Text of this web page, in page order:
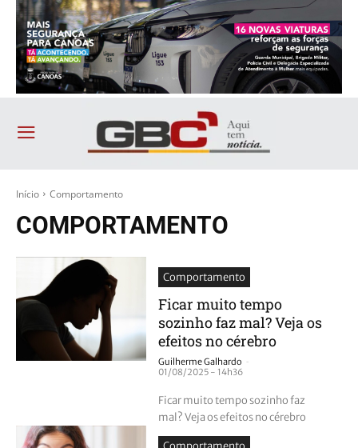
Início Comportamento
COMPORTAMENTO
Comportamento
Ficar muito tempo
sozinho faz mal? Veja os
efeitos no cérebro
Guilherme Galhardo -
01/08/2025 - 14h36
Ficar muito tempo sozinho faz
mal? Veja os efeitos no cérebro